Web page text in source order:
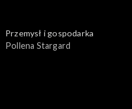
Przemysł i gospodarka
Pollena Stargard